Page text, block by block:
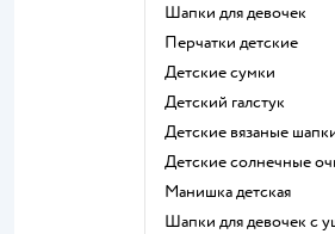
Шапки для девочек
Перчатки детские
Детские сумки
Детский галстук
Детские вязаные
Детские солнечные
Манишка детская
Шапки для девочек с